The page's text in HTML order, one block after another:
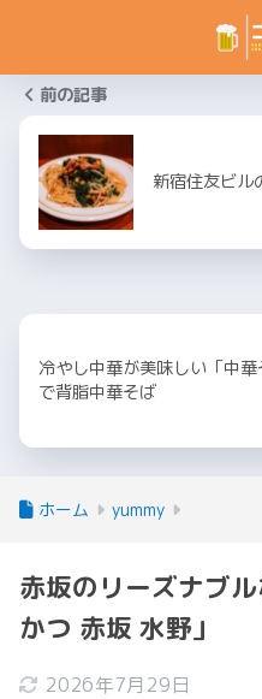
前の記事
新宿住友ビル
冷やし中華が美味しい「中華
で背脂中華そば
ホーム yummy
赤坂のリーズナブ
かつ 赤坂 水野」
2026年7月29日